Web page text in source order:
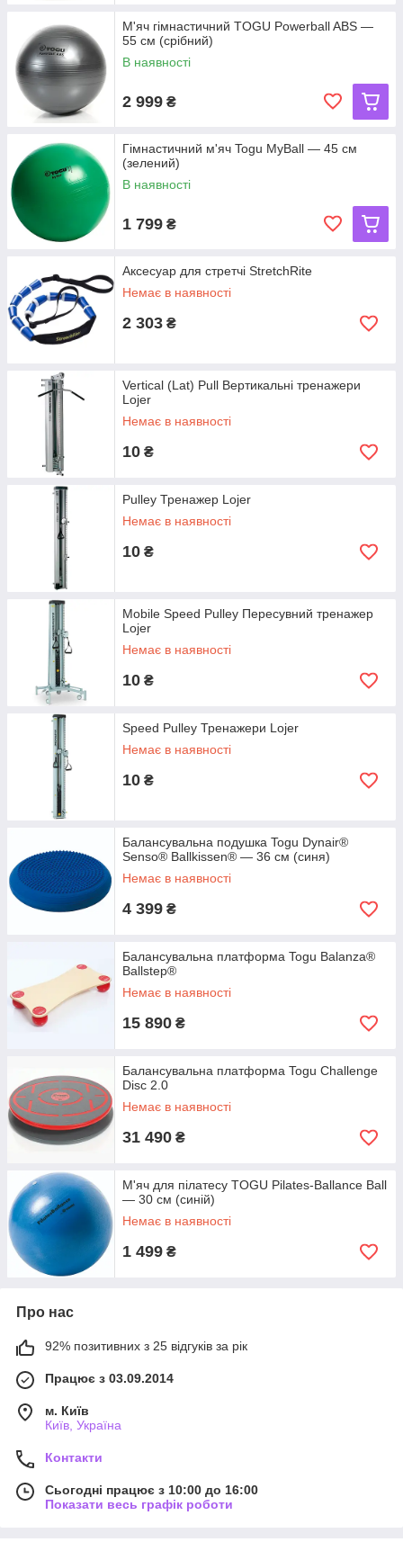
М'яч гімнастичний TOGU Powerball ABS —
55 см (срібний)
В наявності
2 999 ₴
Гімнастичний м'яч Togu MyBall — 45 см
(зелений)
В наявності
1 799 ₴
Аксесуар для стретчі StretchRite
Немає в наявності
2 303 ₴
Vertical (Lat) Pull Вертикальні тренажери
Lojer
Немає в наявності
10 ₴
Pulley Тренажер Lojer
Немає в наявності
10 ₴
Mobile Speed Pulley Пересувний тренажер
Lojer
Немає в наявності
10 ₴
Speed Pulley Тренажери Lojer
Немає в наявності
10 ₴
Балансувальна подушка Togu Dynair®
Senso® Ballkissen® — 36 см (синя)
Немає в наявності
4 399 ₴
Балансувальна платформа Togu Balanza®
Ballstep®
Немає в наявності
15 890 ₴
Балансувальна платформа Togu Challenge
Disc 2.0
Немає в наявності
31 490 ₴
М'яч для пілатесу TOGU Pilates-Ballance Ball
— 30 см (синій)
Немає в наявності
1 499 ₴
Про нас
92% позитивних з 25 відгуків за рік
Працює з 03.09.2014
м. Київ
Київ, Україна
Контакти
Сьогодні працює з 10:00 до 16:00
Показати весь графік роботи